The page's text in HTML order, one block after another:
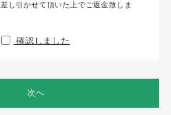
し引かせて頂いた上でご返金致しま
確認しました
次へ